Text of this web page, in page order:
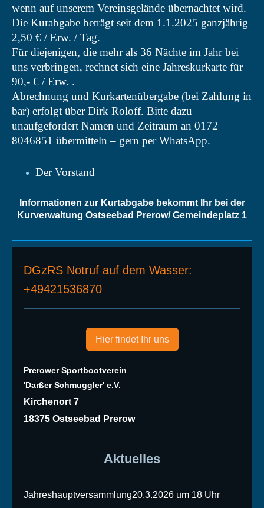
wenn auf unserem Vereinsgelände übernachtet wird.
Die Kurabgabe beträgt seit dem 1.1.2025 ganzjährig
2,50 € / Erw. / Tag.
Für diejenigen, die mehr als 36 Nächte im Jahr bei
uns verbringen, rechnet sich eine Jahreskurkarte für
90,- € / Erw. .
Abrechnung und Kurkartenübergabe (bei Zahlung in
bar) erfolgt über Dirk Roloff. Bitte dazu
unaufgefordert Namen und Zeitraum an 0172
8046851 übermitteln – gern per WhatsApp.
Der Vorstand -
Informationen zur Kurtabgabe bekommt Ihr bei der
Kurverwaltung Ostseebad Prerow/ Gemeindeplatz 1
DGzRS Notruf auf dem Wasser:
+49421536870
Hier findet Ihr uns
Prerower Sportbootverein
'Darßer Schmuggler' e.V.
Kirchenort 7
18375 Ostseebad Prerow
Aktuelles
Jahreshauptversammlung20.3.2026 um 18 Uhr